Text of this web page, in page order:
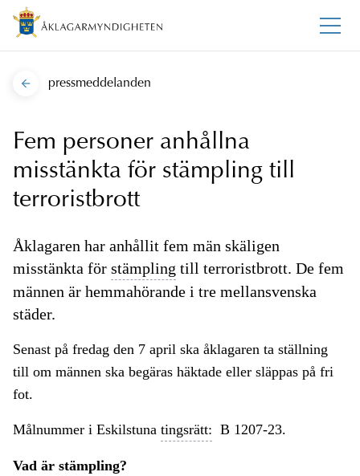
pressmeddelanden
Fem personer anhållna
misstänkta för stämpling till
terroristbrott
Åklagaren har anhållit fem män skäligen
misstänkta för stämpling till terroristbrott. De fem
männen är hemmahörande i tre mellansvenska
städer.
Senast på fredag den 7 april ska åklagaren ta ställning
till om männen ska begäras häktade eller släppas på fri
fot.
Målnummer i Eskilstuna tingsrätt: B 1207-23.
Vad är stämpling?